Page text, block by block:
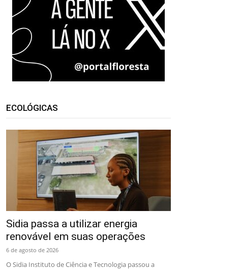
ECOLÓGICAS
Sidia passa a utilizar energia
renovável em suas operações
6 de agosto de 2026
O Sidia Instituto de Ciência e Tecnologia passou a